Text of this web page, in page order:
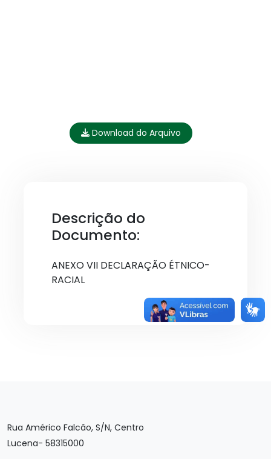
Download do Arquivo
Descrição do
Documento:
ANEXO VII DECLARAÇÃO ÉTNICO-
RACIAL
Rua Américo Falcão, S/N, Centro
Lucena- 58315000